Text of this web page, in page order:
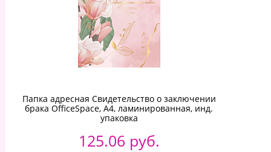
Папка адресная Свидетельство о заключении
брака OfficeSpace, А4, ламинированная, инд.
упаковка
125.06 руб.